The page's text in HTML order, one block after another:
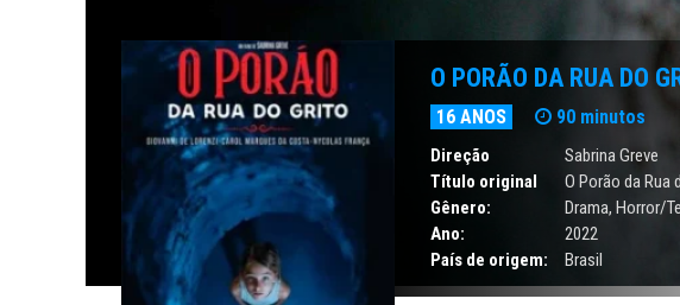
O PORÃO DA RUA DO
16 ANOS 90 minutos
Direção
Sabrina Greve
Título original
O Porão da Rua
Gênero:
Drama,Horror/
Ano:
2022
País de origem:
Brasil